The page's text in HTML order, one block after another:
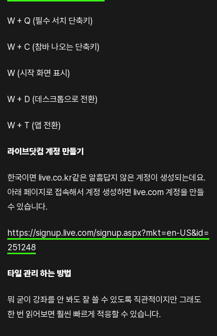
W + Q (필수 서치 단축키)
W + C (참바 나오는 단축키)
W (시작 화면 표시)
W + D (데스크톱으로 전환)
W + T (앱 전환)
라이브닷컴 계정 만들기
한국이면 live.co.kr같은 알흠답지 않은 계정이 생성되는데요.
아래 페이지로 접속해서 계정 생성하면 live.com 계정을 만들
수 있습니다.
https://signup.live.com/signup.aspx?mkt=en-US&id=
251248
타일 관리 하는 방법
뭐 굳이 강좌를 안 봐도 잘 쓸 수 있도록 직관적이지만 그래도
한 번 읽어보면 훨씬 빠르게 적응할 수 있습니다.